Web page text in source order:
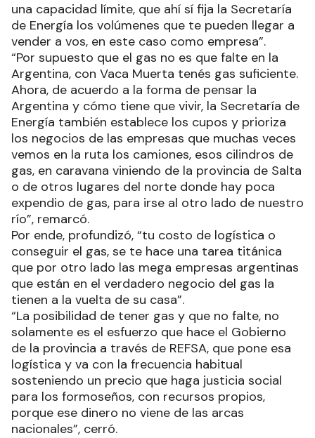
una capacidad límite, que ahí sí fija la Secretaría
de Energía los volúmenes que te pueden llegar a
vender a vos, en este caso como empresa”.
“Por supuesto que el gas no es que falte en la
Argentina, con Vaca Muerta tenés gas suficiente.
Ahora, de acuerdo a la forma de pensar la
Argentina y cómo tiene que vivir, la Secretaría de
Energía también establece los cupos y prioriza
los negocios de las empresas que muchas veces
vemos en la ruta los camiones, esos cilindros de
gas, en caravana viniendo de la provincia de Salta
o de otros lugares del norte donde hay poca
expendio de gas, para irse al otro lado de nuestro
río”, remarcó.
Por ende, profundizó, “tu costo de logística o
conseguir el gas, se te hace una tarea titánica
que por otro lado las mega empresas argentinas
que están en el verdadero negocio del gas la
tienen a la vuelta de su casa”.
“La posibilidad de tener gas y que no falte, no
solamente es el esfuerzo que hace el Gobierno
de la provincia a través de REFSA, que pone esa
logística y va con la frecuencia habitual
sosteniendo un precio que haga justicia social
para los formoseños, con recursos propios,
porque ese dinero no viene de las arcas
nacionales”, cerró.